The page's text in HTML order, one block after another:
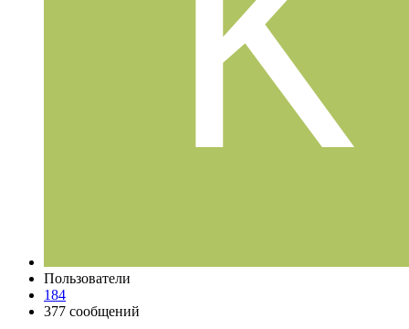
Пользователи
184
377 сообщений